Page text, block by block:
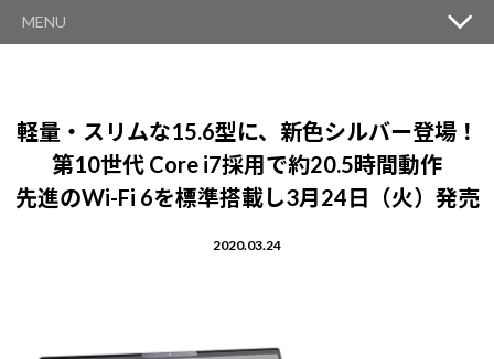
ノートPC
サーバー
ワークステーション
NEXTGEAR
MousePro
iiyama
クリエイティブ向け
学習向けパソコン
スペック/パーツ別
おすすめ目玉パソコン
今イチオシのパソコンをピッ
Windows 11| Copilot+ PC
MENU
軽量・スリムな15.6型に、新色シルバー登場！
第10世代 Core i7採用で約20.5時間動作
先進のWi-Fi 6を標準搭載し3月24日（火）発売
2020.03.24